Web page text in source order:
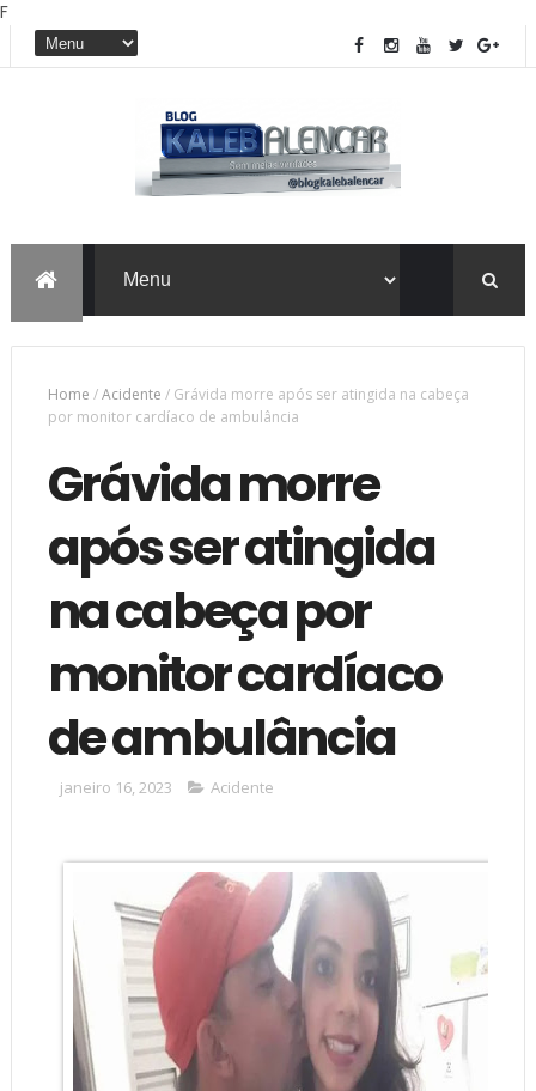
F
Home /Acidente / Grávida morre após ser atingida na cabeça
por monitor cardíaco de ambulância
Grávida morre
após ser atingida
na cabeça por
monitor cardíaco
de ambulância
janeiro 16, 2023 Acidente